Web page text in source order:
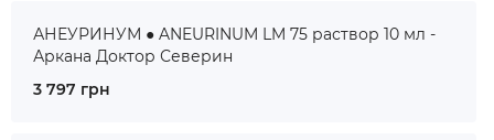
АНЕУРИНУМ ● ANEURINUM LM 75 раствор 10 мл -
Аркана Доктор Северин
3 797 грн